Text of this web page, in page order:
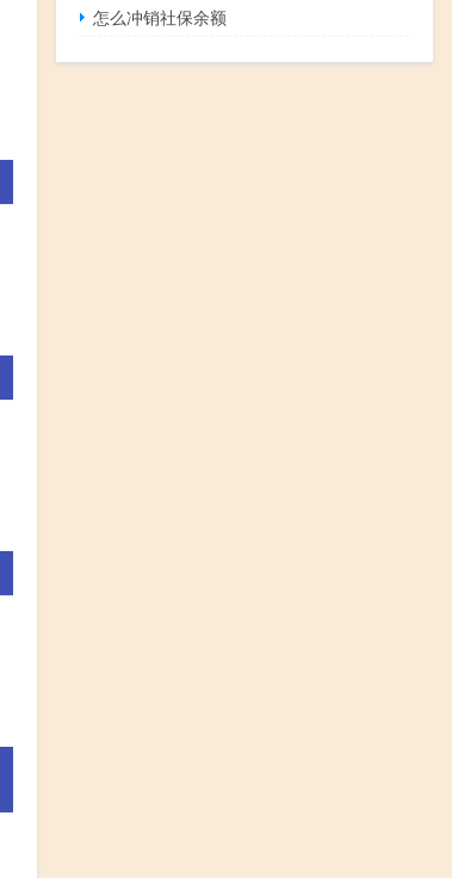
怎么冲销社保余额